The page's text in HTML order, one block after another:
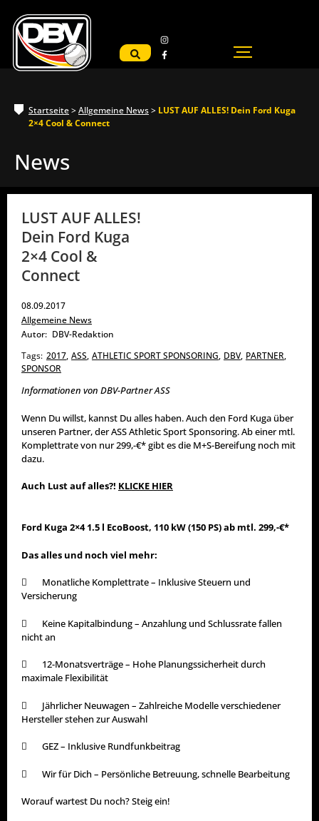
Startseite>Allgemeine News> LUST AUF ALLES! Dein Ford Kuga
2×4 Cool & Connect
News
LUST AUF ALLES!
Dein Ford Kuga
2×4 Cool &
Connect
08.09.2017
Allgemeine News
Autor: DBV-Redaktion
Tags: 2017, ASS, ATHLETIC SPORT SPONSORING, DBV, PARTNER,
SPONSOR
Informationen von DBV-Partner ASS
Wenn Du willst, kannst Du alles haben. Auch den Ford Kuga über
unseren Partner, der ASS Athletic Sport Sponsoring. Ab einer mtl.
Komplettrate von nur 299,-€* gibt es die M+S-Bereifung noch mit
dazu.
Auch Lust auf alles?! KLICKE HIER
Ford Kuga 2×4 1.5 l EcoBoost, 110 kW (150 PS) ab mtl. 299,-€*
Das alles und noch viel mehr:
 Monatliche Komplettrate – Inklusive Steuern und
Versicherung
 Keine Kapitalbindung – Anzahlung und Schlussrate fallen
nicht an
 12-Monatsverträge – Hohe Planungssicherheit durch
maximale Flexibilität
 Jährlicher Neuwagen – Zahlreiche Modelle verschiedener
Hersteller stehen zur Auswahl
 GEZ – Inklusive Rundfunkbeitrag
 Wir für Dich – Persönliche Betreuung, schnelle Bearbeitung
Worauf wartest Du noch? Steig ein!